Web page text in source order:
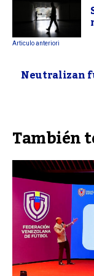
Articulo anteriori
Neutralizan
También